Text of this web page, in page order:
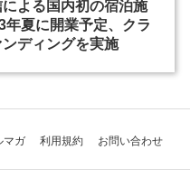
よる国内初の宿泊施
年夏に開業予定、クラ
ンディングを実施
マガ 利用規約 お問い合わせ